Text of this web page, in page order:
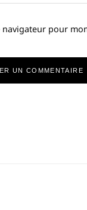
pour